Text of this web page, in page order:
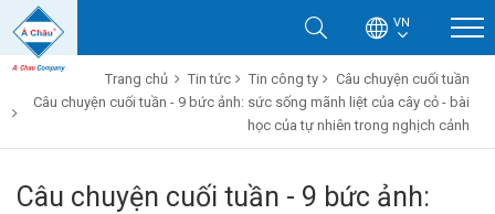
VN
Trang chủ Tin tức Tin công ty
Câu chuyện cuối tuần
Câu chuyện cuối tuần - 9 bức ảnh: sức sống mãnh liệt của cây cỏ - bài
học của tự nhiên trong nghịch cảnh
Câu chuyện cuối tuần - 9 bức ảnh: